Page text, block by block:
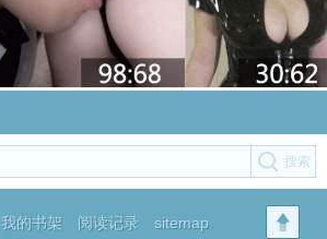
我的书架 阅读记录 sitemap